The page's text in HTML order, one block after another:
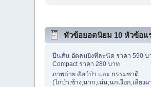
หัวข้อยอดนิยม 10 หัวข้อแ
ปืนสั้น อัดลมยิงทีละนัด ราคา 590 บ
Compact ราคา 280 บาท
ภาพถ่าย สัตว์ป่า และ ธรรมชาติ
(ไก่ป่า,ช้าง,นาก,เม่น,นกเงือก,เลียงผ